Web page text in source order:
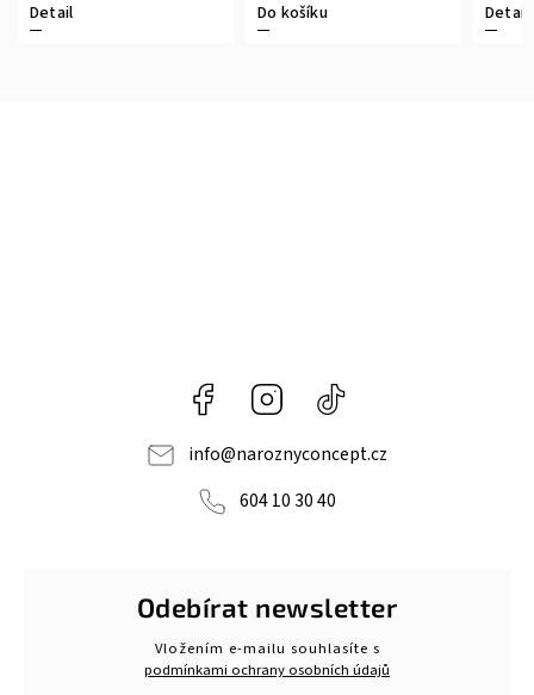
Detail Do košíku Detail
Facebook Instagram
info@naroznyconcept.cz
604 10 30 40
Odebírat newsletter
Vložením e-mailu souhlasíte s
podmínkami ochrany osobních údajů